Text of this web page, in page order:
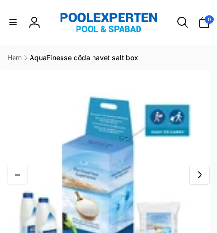
innehåll
Logga
0
artiklar
Hem
AquaFinesse döda havet salt box